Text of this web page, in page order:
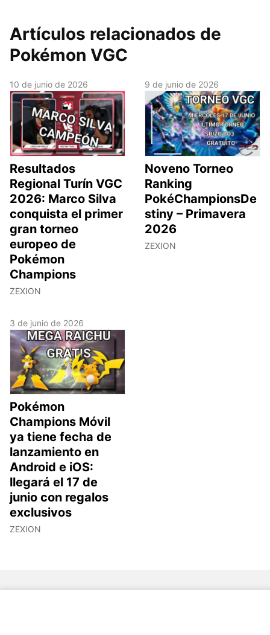
Artículos relacionados de
Pokémon VGC
10 de junio de 2026
Resultados
Regional Turín VGC
2026: Marco Silva
conquista el primer
gran torneo
europeo de
Pokémon
Champions
ZEXION
9 de junio de 2026
Noveno Torneo
Ranking
PokéChampionsDe
stiny – Primavera
2026
ZEXION
3 de junio de 2026
Pokémon
Champions Móvil
ya tiene fecha de
lanzamiento en
Android e iOS:
llegará el 17 de
junio con regalos
exclusivos
ZEXION